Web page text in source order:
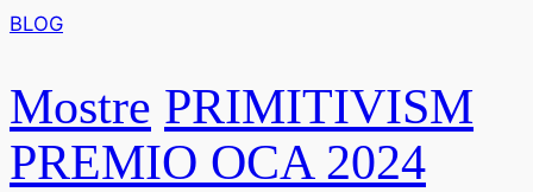
BLOG
Mostre PRIMITIVISM
PREMIO OCA 2024